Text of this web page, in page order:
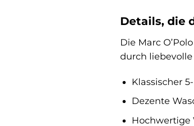
Details, die
Die Marc
durch
Klassischer
Dezente
Hochwertige